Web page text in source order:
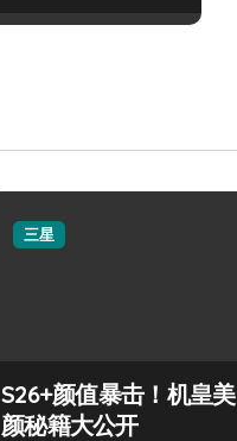
三星
S26+颜值暴击！机皇美
颜秘籍大公开